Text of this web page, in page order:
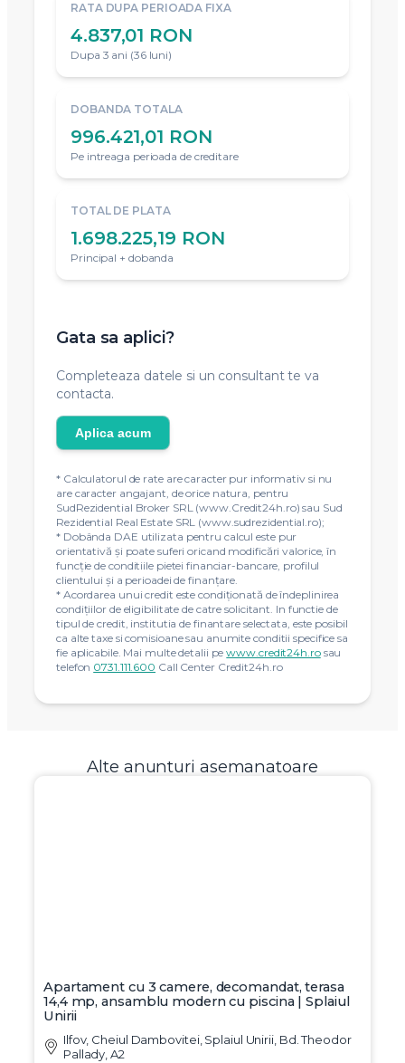
RATA DUPA PERIOADA FIXA
4.837,01 RON
Dupa 3 ani (36 luni)
DOBANDA TOTALA
996.421,01 RON
Pe intreaga perioada de creditare
TOTAL DE PLATA
1.698.225,19 RON
Principal + dobanda
Gata sa aplici?
Completeaza datele si un consultant te va
contacta.
Aplica acum
* Calculatorul de rate are caracter pur informativ si nu
are caracter angajant, de orice natura, pentru
SudRezidential Broker SRL (www.Credit24h.ro) sau Sud
Rezidential Real Estate SRL (www.sudrezidential.ro);
* Dobânda DAE utilizata pentru calcul este pur
orientativă și poate suferi oricand modificări valorice, în
funcție de conditiile pietei financiar-bancare, profilul
clientului și a perioadei de finanțare.
* Acordarea unui credit este condiţionată de îndeplinirea
condiţiilor de eligibilitate de catre solicitant. In functie de
tipul de credit, institutia de finantare selectata, este posibil
ca alte taxe si comisioane sau anumite conditii specifice sa
fie aplicabile. Mai multe detalii pewww.credit24h.rosau
telefon 0731.111.600 Call Center Credit24h.ro
Alte anunturi asemanatoare
Apartament cu 3 camere, decomandat, terasa
14,4 mp, ansamblu modern cu piscina | Splaiul
Unirii
Ilfov, Cheiul Dambovitei, Splaiul Unirii, Bd. Theodor
Pallady, A2